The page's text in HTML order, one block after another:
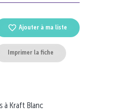
Ajouter à ma liste
Imprimer la fiche
à Kraft Blanc